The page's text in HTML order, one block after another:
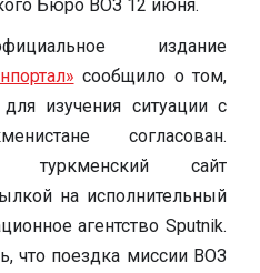
Бюро ВОЗ 12 июня.
издание
сообщило о том,
изучения ситуации с
согласован.
туркменский сайт
на исполнительный
агентство Sputnik.
что поездка миссии ВОЗ